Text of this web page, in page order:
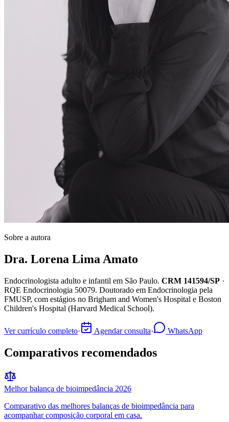
Sobre a autora
Dra. Lorena Lima Amato
Endocrinologista adulto e infantil em São Paulo. CRM 141594/SP ·
RQE Endocrinologia 50079. Doutorado em Endocrinologia pela
FMUSP, com estágios no Brigham and Women's Hospital e Boston
Children's Hospital (Harvard Medical School).
Ver currículo completo· Agendar consulta· WhatsApp
Comparativos recomendados
Melhor balança de bioimpedância 2026
Comparativo das melhores balanças de bioimpedância para
acompanhar composição corporal em casa.